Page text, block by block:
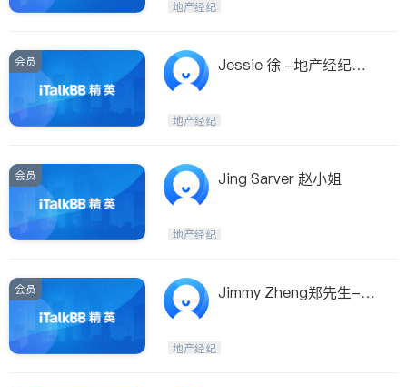
地产经纪
会员
Jessie 徐 -地产经纪
地产经纪
会员 Jing Sarver 赵小姐
地产经纪
会员
Jimmy Zheng郑先生-麒
地产经纪